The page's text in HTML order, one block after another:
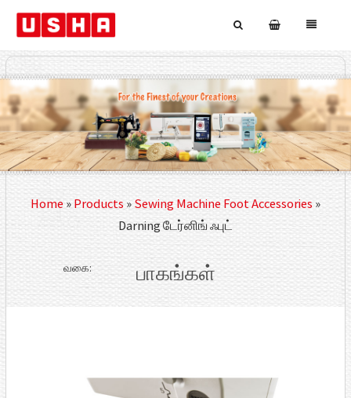
Home»Products »Sewing Machine Foot Accessories »
Darning டேர்னிங் ஃபுட்
வகை: பாகங்கள்